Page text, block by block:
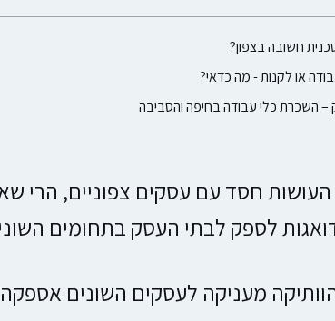
חשובה בצפון?
או לקנות - מה כדאי?
– השכרת כלי עבודה בחיפה והסביבה
חסד עם עסקים צפוניים, הרי
לספק לבתי העסק בתחומים
מעניקה לעסקים השונים אספקה